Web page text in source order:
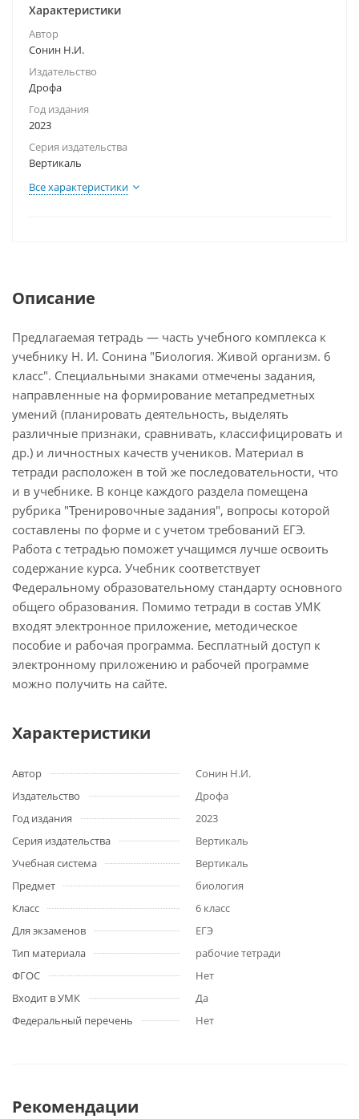
Характеристики
Автор
Сонин Н.И.
Издательство
Дрофа
Год издания
2023
Серия издательства
Вертикаль
Все характеристики
Описание
Предлагаемая тетрадь — часть учебного комплекса к
учебнику Н. И. Сонина "Биология. Живой организм. 6
класс". Специальными знаками отмечены задания,
направленные на формирование метапредметных
умений (планировать деятельность, выделять
различные признаки, сравнивать, классифицировать и
др.) и личностных качеств учеников. Материал в
тетради расположен в той же последовательности, что
и в учебнике. В конце каждого раздела помещена
рубрика "Тренировочные задания", вопросы которой
составлены по форме и с учетом требований ЕГЭ.
Работа с тетрадью поможет учащимся лучше освоить
содержание курса. Учебник соответствует
Федеральному образовательному стандарту основного
общего образования. Помимо тетради в состав УМК
входят электронное приложение, методическое
пособие и рабочая программа. Бесплатный доступ к
электронному приложению и рабочей программе
можно получить на сайте.
Характеристики
Автор
Сонин Н.И.
Издательство
Дрофа
Год издания
2023
Серия издательства
Вертикаль
Учебная система
Вертикаль
Предмет
биология
Класс
6 класс
Для экзаменов
ЕГЭ
Тип материала
рабочие тетради
ФГОС
Нет
Входит в УМК
Да
Федеральный перечень
Нет
Рекомендации